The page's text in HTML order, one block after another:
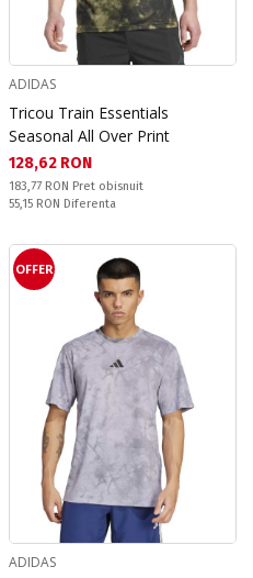
ADIDAS
Tricou Train Essentials
Seasonal All Over Print
Текуща цена:
128,62 RON
Pret obisnuit:
183,77 RON Pret obisnuit
Спестявате:
55,15 RON Diferenta
OFFER
ADIDAS